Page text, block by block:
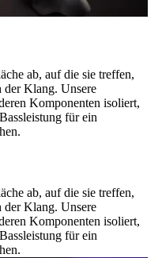
ab, auf die sie treffen,
der Klang. Unsere
Komponenten isoliert,
für ein
ab, auf die sie treffen,
der Klang. Unsere
Komponenten isoliert,
für ein